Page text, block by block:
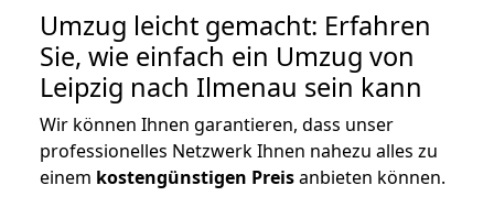
Umzug leicht gemacht: Erfahren
Sie, wie einfach ein Umzug von
Leipzig nach Ilmenau sein kann
Wir können Ihnen garantieren, dass unser
professionelles Netzwerk Ihnen nahezu alles zu
einem kostengünstigen Preisanbieten können.